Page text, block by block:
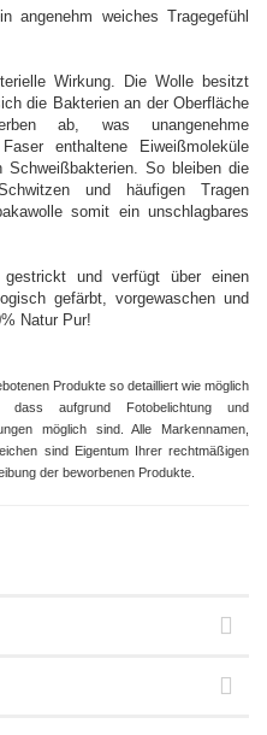
angenehm weiches Tragegefühl
Wirkung. Die Wolle besitzt
die Bakterien an der Oberfläche
ab, was unangenehme
enthaltene Eiweißmoleküle
Schweißbakterien. So bleiben die
und häufigen Tragen
somit ein unschlagbares
und verfügt über einen
gefärbt, vorgewaschen und
Natur Pur!
Produkte so detailliert wie möglich
aufgrund Fotobelichtung und
möglich sind.
Alle Markennamen,
sind Eigentum Ihrer rechtmäßigen
der beworbenen Produkte.